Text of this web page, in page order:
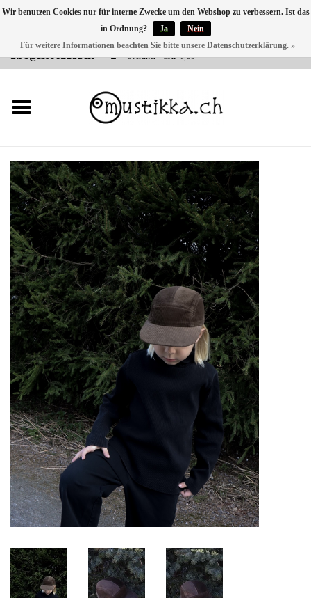
VERSANDKOSTEN 0 CHF INNERHALB CH | INT. VERSAND ÜBER
INFO@MUSTIKKA.CH
0 Artikel - CHF 0,00
NEU BEI UNS
SHOP - A PIECE OF
FINLAND FOR YOU
Marken
Kontakt
Wir benutzen Cookies nur für interne Zwecke um den Webshop zu verbessern. Ist das
in Ordnung?
Ja
Nein
Für weitere Informationen beachten Sie bitte unsere Datenschutzerklärung. »